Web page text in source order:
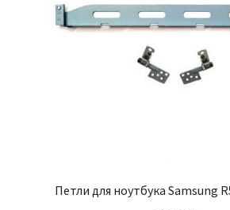
Петли для ноутбука Samsung